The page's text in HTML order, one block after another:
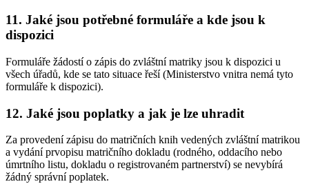
11. Jaké jsou potřebné formuláře a kde jsou k
dispozici
Formuláře žádostí o zápis do zvláštní matriky jsou k dispozici u
všech úřadů, kde se tato situace řeší (Ministerstvo vnitra nemá tyto
formuláře k dispozici).
12. Jaké jsou poplatky a jak je lze uhradit
Za provedení zápisu do matričních knih vedených zvláštní matrikou
a vydání prvopisu matričního dokladu (rodného, oddacího nebo
úmrtního listu, dokladu o registrovaném partnerství) se nevybírá
žádný správní poplatek.